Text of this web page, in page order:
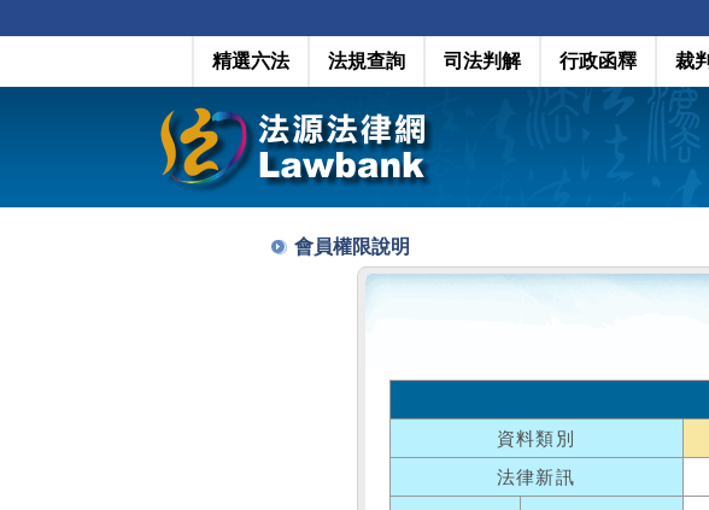
精選六法 法規查詢 司法判解 行政函釋 裁
會員權限說明
資料類別
法律新訊